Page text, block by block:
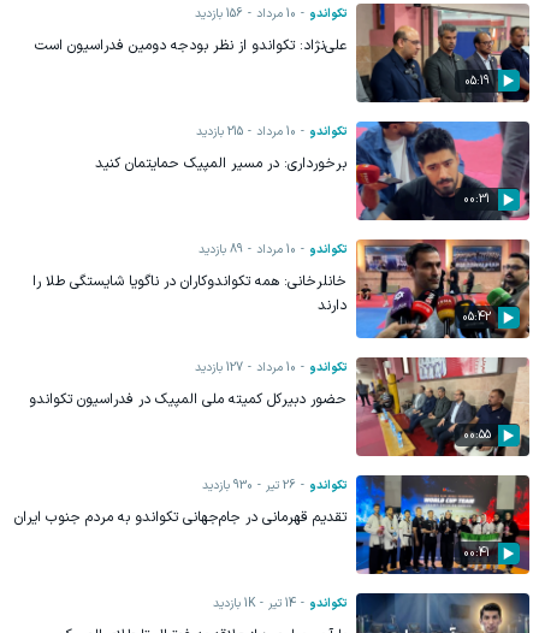
05:19
تکواندو 10 مرداد 156بازدید
علی‌نژاد: تکواندو‌ از نظر بودجه دومین فدراسیون است
00:31
تکواندو 10 مرداد 215بازدید
برخورداری: در مسیر المپیک حمایتمان کنید
05:42
تکواندو 10 مرداد 89بازدید
خانلرخانی: همه تکواندوکاران در ناگویا شایستگی طلا را
دارند
00:55
تکواندو 10 مرداد 127بازدید
حضور دبیرکل کمیته ملی المپیک در فدراسیون تکواندو
00:41
تکواندو 26 تیر 930بازدید
تقدیم قهرمانی در جام‌جهانی تکواندو به مردم جنوب ایران
تکواندو 14 تیر 1Kبازدید